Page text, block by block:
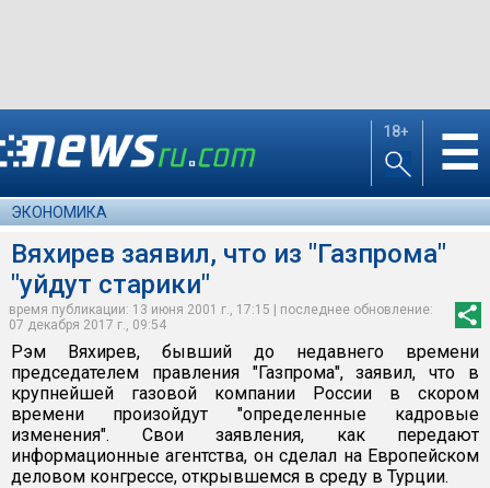
18+ ☰
ЭКОНОМИКА
Вяхирев заявил, что из "Газпрома"
"уйдут старики"
время публикации: 13 июня 2001 г., 17:15 | последнее обновление:
07 декабря 2017 г., 09:54
Рэм Вяхирев, бывший до недавнего времени
председателем правления "Газпрома", заявил, что в
крупнейшей газовой компании России в скором
времени произойдут "определенные кадровые
изменения". Свои заявления, как передают
информационные агентства, он сделал на Европейском
деловом конгрессе, открывшемся в среду в Турции.